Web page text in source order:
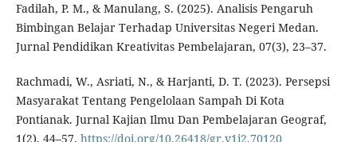
Fadilah, P. M., & Manulang, S. (2025). Analisis Pengaruh
Bimbingan Belajar Terhadap Universitas Negeri Medan.
Jurnal Pendidikan Kreativitas Pembelajaran, 07(3), 23–37.
Rachmadi, W., Asriati, N., & Harjanti, D. T. (2023). Persepsi
Masyarakat Tentang Pengelolaan Sampah Di Kota
Pontianak. Jurnal Kajian Ilmu Dan Pembelajaran Geograf,
1(2), 44–57. https://doi.org/10.26418/gr.v1i2.70120